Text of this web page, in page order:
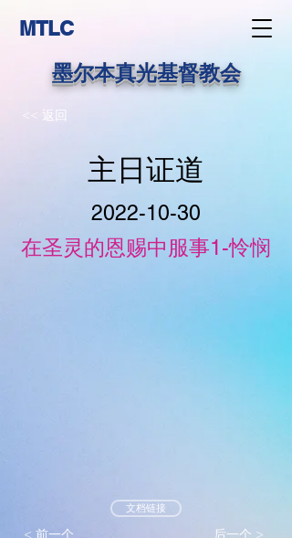
MTLC
墨尔本真光基督教会
<< 返回
主日证道
2022-10-30
在圣灵的恩赐中服事1-怜悯
文档链接
< 前一个 后一个 >